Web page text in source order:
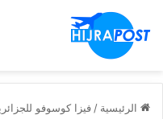
الرئيسية / فيزا كوسوفو